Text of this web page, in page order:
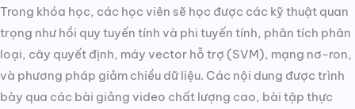
Trong khóa học, các học viên sẽ học được các kỹ thuật quan
trọng như hồi quy tuyến tính và phi tuyến tính, phân tích phân
loại, cây quyết định, máy vector hỗ trợ (SVM), mạng nơ-ron,
và phương pháp giảm chiều dữ liệu. Các nội dung được trình
bày qua các bài giảng video chất lượng cao, bài tập thực